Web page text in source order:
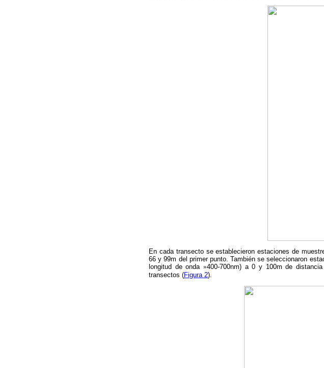
En cada transecto se establecieron estaciones de
66 y 99m del primer punto. También se seleccionaron
longitud de onda»400-700nm) a 0 y 100m de
transectos (Figura 2).